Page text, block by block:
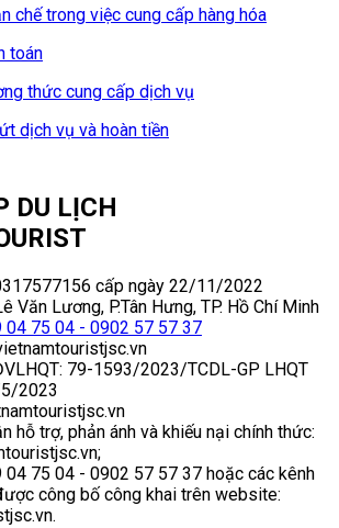
chế trong việc cung cấp hàng hóa
toán
thức cung cấp dịch vụ
dịch vụ và hoàn tiền
DU LỊCH
cấp ngày 22/11/2022
Văn Lương, P.Tân Hưng, TP. Hồ Chí Minh
04 75 04 - 0902 57 57 37
79-1593/2023/TCDL-GP LHQT
2023
hỗ trợ, phản ánh và khiếu nại chính thức:
04 75 04 - 0902 57 57 37 hoặc các kênh
công bố công khai trên website: